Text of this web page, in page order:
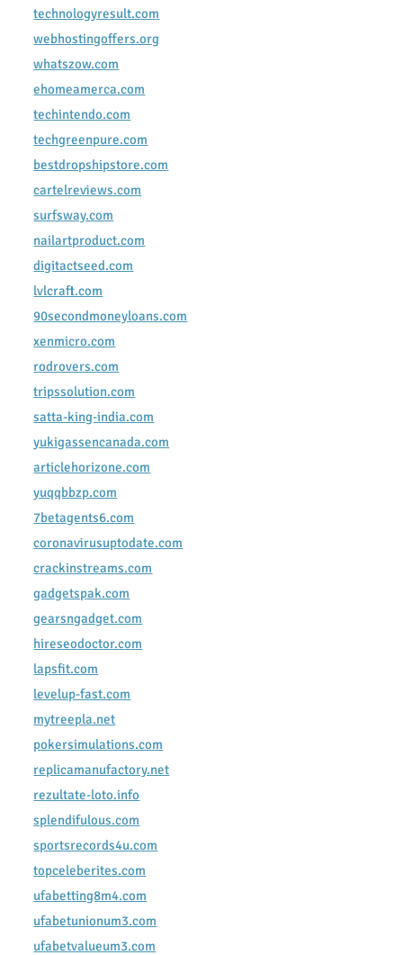
technologyresult.com
webhostingoffers.org
whatszow.com
ehomeamerca.com
techintendo.com
techgreenpure.com
bestdropshipstore.com
cartelreviews.com
surfsway.com
nailartproduct.com
digitactseed.com
lvlcraft.com
90secondmoneyloans.com
xenmicro.com
rodrovers.com
tripssolution.com
satta-king-india.com
yukigassencanada.com
articlehorizone.com
yuqqbbzp.com
7betagents6.com
coronavirusuptodate.com
crackinstreams.com
gadgetspak.com
gearsngadget.com
hireseodoctor.com
lapsfit.com
levelup-fast.com
mytreepla.net
pokersimulations.com
replicamanufactory.net
rezultate-loto.info
splendifulous.com
sportsrecords4u.com
topceleberites.com
ufabetting8m4.com
ufabetunionum3.com
ufabetvalueum3.com